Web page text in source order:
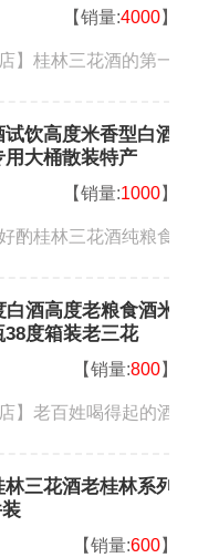
【销量:4000】
】桂林三花酒的第一款
饮高度米香型白酒
大桶散装特产
【销量:1000】
酌桂林三花酒纯粮食酒
酒高度老粮食酒米
度箱装老三花
【销量:800】
】老百姓喝得起的酒
林三花酒老桂林系列
【销量:600】